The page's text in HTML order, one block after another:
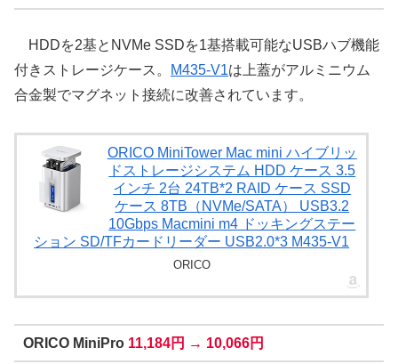
HDDを2基とNVMe SSDを1基搭載可能なUSBハブ機能
付きストレージケース。
M435-V1は上蓋がアルミニウム
合金製でマグネット接続に改善されています。
ORICO MiniTower Mac mini ハイブリッ
ドストレージシステム HDD ケース 3.5
インチ 2台 24TB*2 RAID ケース SSD
ケース 8TB（NVMe/SATA） USB3.2
10Gbps Macmini m4 ドッキングステー
ション SD/TFカードリーダー USB2.0*3 M435-V1
ORICO
ORICO MiniPro 11,184円 → 10,066円